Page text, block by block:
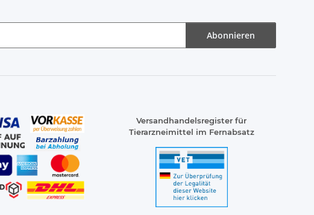
Abonnieren
Versandhandelsregister für
Tierarzneimittel im Fernabsatz